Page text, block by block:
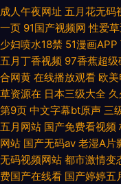
成人午夜网址 五月花无码
一页 91国产视频网 性爱
少妇喷水18禁 51漫画APP
五月丁香视频 97香蕉超级
合网黄 在线播放观看 欧
草资源在 日本三级大全 久
第9页 中文字幕bt原声 三
五月网站 国产免费看视频
网站 国产无码av 老湿A片
无码视频网站 都市激情变
费国产在线看 国产婷婷五